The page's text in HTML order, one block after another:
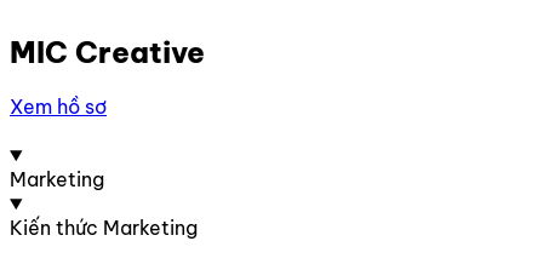
MIC Creative
Xem hồ sơ
Marketing
Kiến thức Marketing